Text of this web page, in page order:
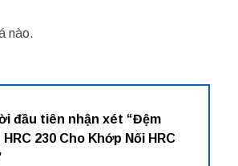
nào.
đầu tiên nhận xét “Đệm
HRC 230 Cho Khớp Nối HRC